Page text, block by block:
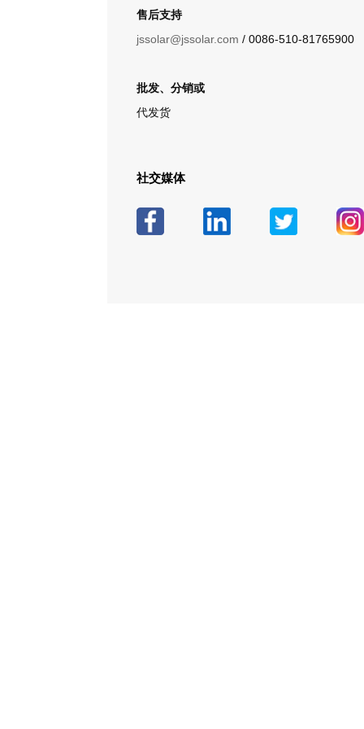
售后支持
jssolar@jssolar.com / 0086-510-81765900
批发、分销或
代发货
社交媒体